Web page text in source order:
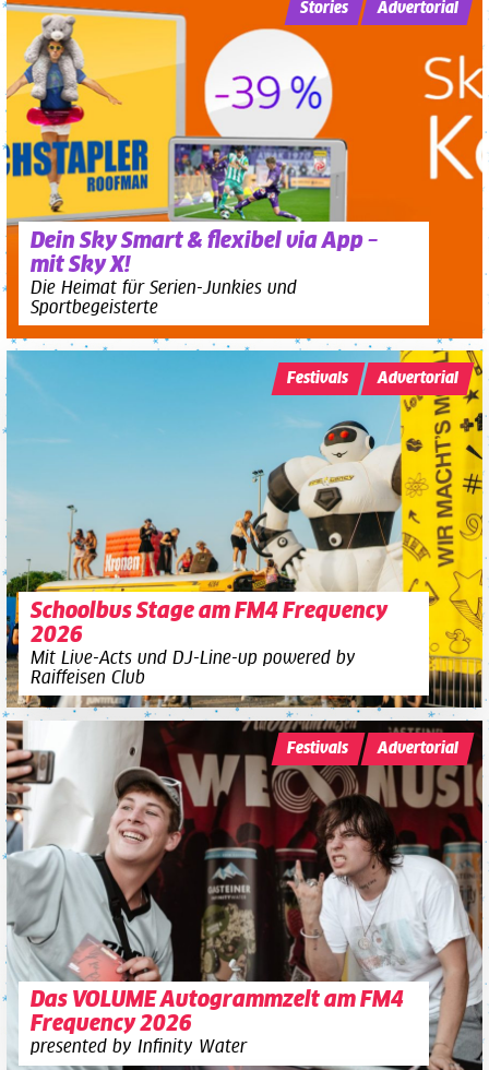
Dein Sky Smart & flexibel via App –
mit Sky X!
Die Heimat für Serien-Junkies und
Sportbegeisterte
Stories Advertorial
Schoolbus Stage am FM4 Frequency
2026
Mit Live-Acts und DJ-Line-up powered by
Raiffeisen Club
Festivals Advertorial
Das VOLUME Autogrammzelt am FM4
Frequency 2026
presented by Infinity Water
Festivals Advertorial